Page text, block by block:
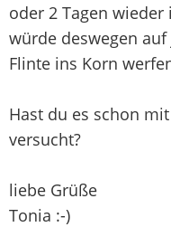
oder 2 Tagen
würde deswegen
Flinte ins Korn
Hast du es schon
versucht?
liebe Grüße
Tonia :-)